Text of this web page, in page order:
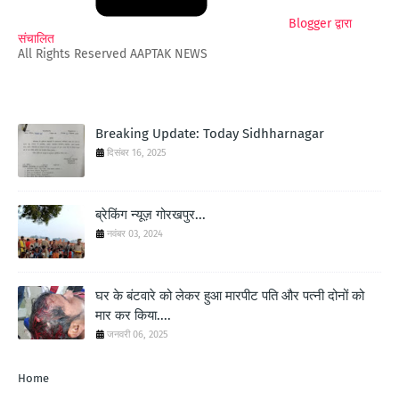
Blogger द्वारा
संचालित
All Rights Reserved AAPTAK NEWS
Breaking Update: Today Sidhharnagar
दिसंबर 16, 2025
ब्रेकिंग न्यूज़ गोरखपुर...
नवंबर 03, 2024
घर के बंटवारे को लेकर हुआ मारपीट पति और पत्नी दोनों को
मार कर किया....
जनवरी 06, 2025
Home